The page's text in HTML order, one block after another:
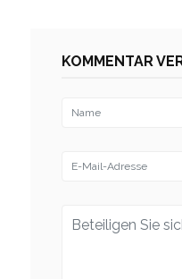
KOMMENTAR